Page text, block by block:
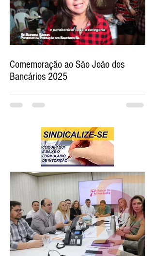
Comemoração ao São João dos
Bancários 2025